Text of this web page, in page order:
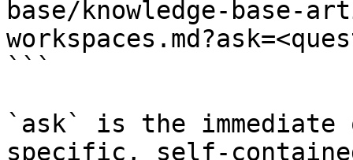
base/knowledge-base-
```
`ask` is the
specific, self-